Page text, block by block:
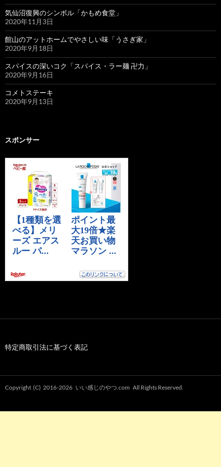
気仙沼復興のシンボル「かもめ食堂」
2020年11月3日
館山のアットホームでやさしい味「うさぎ家」
2020年9月18日
スパイスの深いコク「スパイス・ラー麺 卍力」
2020年9月16日
コメトステーキ
2020年9月13日
スポンサー
特定商取引法に基づく表記
Copyright (C) 2016-2026 いい感じのやつ.com All Rights Reserved.